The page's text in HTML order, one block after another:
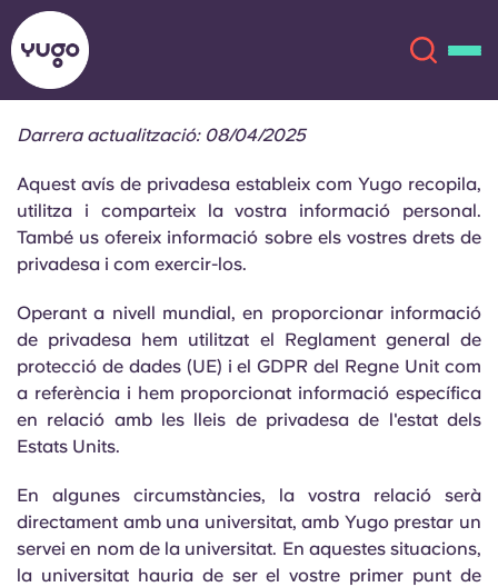
Sobre
Ubicacions
English (GB)
English (US)
Selecciona un país
Selecciona una ciutat
Reserva ara
English (GB)
English (US)
Català Deutsch
Italian French
Darrera actualització: 08/04/2025
Aquest avís de privadesa estableix com Yugo recopila,
utilitza i comparteix la vostra informació personal.
També us ofereix informació sobre els vostres drets de
privadesa i com exercir-los.
Operant a nivell mundial, en proporcionar informació
de privadesa hem utilitzat el Reglament general de
protecció de dades (UE) i el GDPR del Regne Unit com
a referència i hem proporcionat informació específica
en relació amb les lleis de privadesa de l'estat dels
Estats Units.
En algunes circumstàncies, la vostra relació serà
directament amb una universitat, amb Yugo prestar un
servei en nom de la universitat. En aquestes situacions,
la universitat hauria de ser el vostre primer punt de